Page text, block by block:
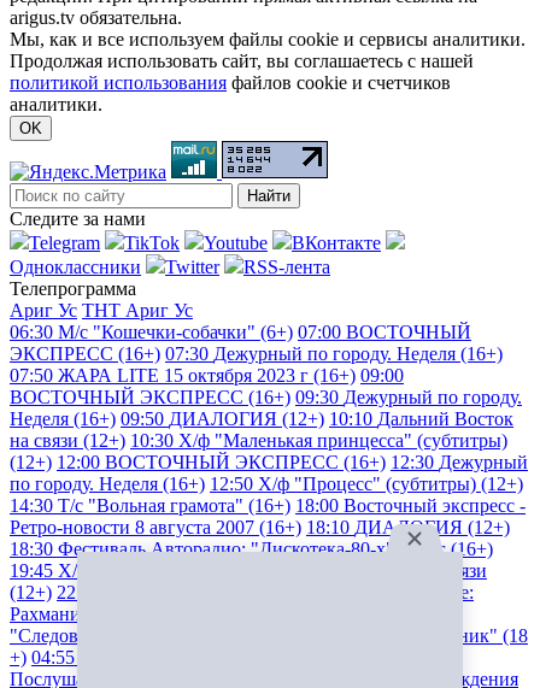
arigus.tv обязательна.
Мы, как и все используем файлы cookie и сервисы аналитики.
Продолжая использовать сайт, вы соглашаетесь с нашей
политикой использования файлов cookie и счетчиков
аналитики.
OK
Найти
Следите за нами
Telegram
TikTok Youtube
ВКонтакте
Одноклассники
Twitter
RSS-лента
Телепрограмма
Ариг Ус ТНТ Ариг Ус
06:30 М/с "Кошечки-собачки" (6+) 07:00 ВОСТОЧНЫЙ
ЭКСПРЕСС (16+) 07:30 Дежурный по городу. Неделя (16+)
07:50 ЖАРА LITE 15 октября 2023 г (16+) 09:00
ВОСТОЧНЫЙ ЭКСПРЕСС (16+) 09:30 Дежурный по городу.
Неделя (16+) 09:50 ДИАЛОГИЯ (12+) 10:10 Дальний Восток
на связи (12+) 10:30 Х/ф "Маленькая принцесса" (субтитры)
(12+) 12:00 ВОСТОЧНЫЙ ЭКСПРЕСС (16+) 12:30 Дежурный
по городу. Неделя (16+) 12:50 Х/ф "Процесс" (субтитры) (12+)
14:30 Т/с "Вольная грамота" (16+) 18:00 Восточный экспресс -
Ретро-новости 8 августа 2007 (16+) 18:10 ДИАЛОГИЯ (12+)
18:30 Фестиваль Авторадио: "Дискотека-80-х" 2019г (16+)
19:45 Х/ф "Ва-банк" (16+)
Дальний Восток на связи
(12+) 22:00
Послушаем вместе:
Рахманинов
"Следователь по призванию" (16+)
Х/ф "Отступник" (18
+) 04:55
Послушаем вместе: Мусоргский
Д/ф "Поэзия рождения